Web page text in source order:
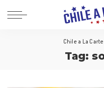
Chile a La Carte
Tag: